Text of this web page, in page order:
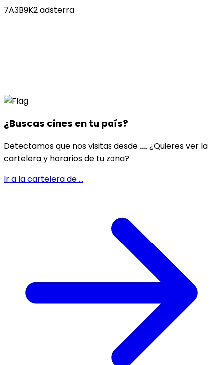
7A3B9K2 adsterra
¿Buscas cines entu país?
Detectamos que nos visitas desde .... ¿Quieres ver la
cartelera y horarios de tu zona?
Ir a la cartelera de...